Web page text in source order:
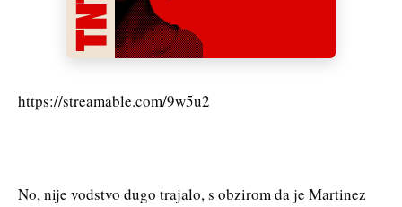
https://streamable.com/9w5u2
No, nije vodstvo dugo trajalo, s obzirom da je Martinez